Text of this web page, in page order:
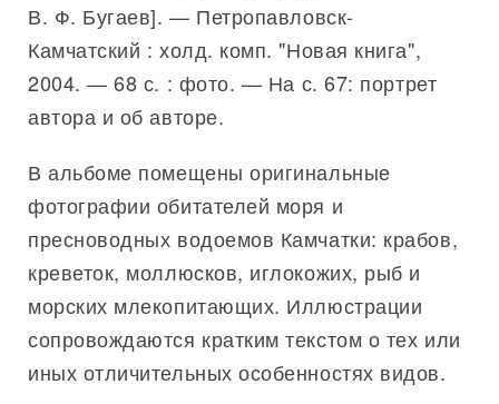
В. Ф. Бугаев]. — Петропавловск-
Камчатский : холд. комп. "Новая книга",
2004. — 68 с. : фото. — На с. 67: портрет
автора и об авторе.
В альбоме помещены оригинальные
фотографии обитателей моря и
пресноводных водоемов Камчатки: крабов,
креветок, моллюсков, иглокожих, рыб и
морских млекопитающих. Иллюстрации
сопровождаются кратким текстом о тех или
иных отличительных особенностях видов.